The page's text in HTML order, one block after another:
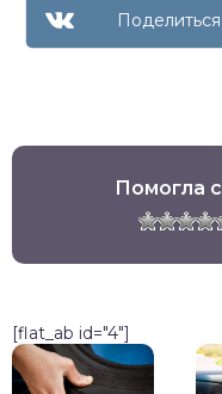
Помогла
[flat_ab id="4"]